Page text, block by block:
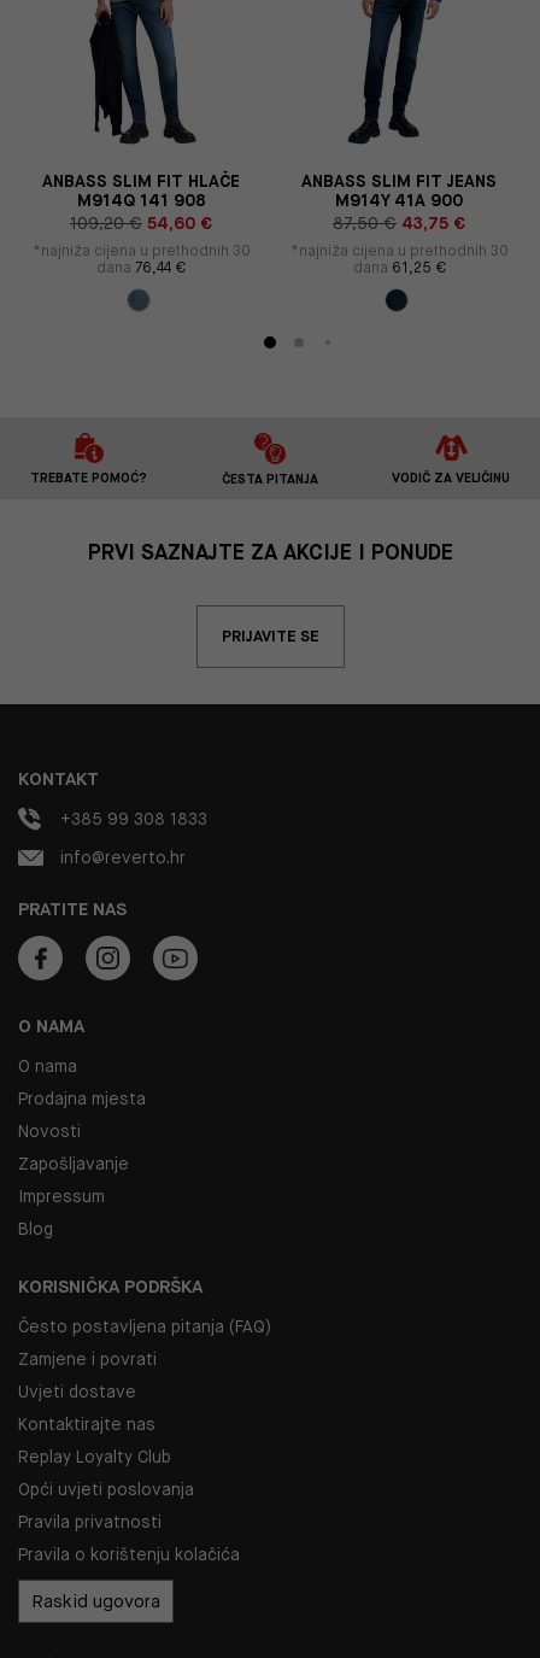
ANBASS SLIM FIT HLAČE
M914Q 141 908
109,20 € 54,60 €
*najniža cijena u prethodnih 30
dana 76,44 €
ANBASS SLIM FIT JEANS
M914Y 41A 900
87,50 € 43,75 €
*najniža cijena u prethodnih 30
dana 61,25 €
TREBATE POMOĆ? ČESTA PITANJA VODIČ ZA VELIČINU
PRVI SAZNAJTE ZA AKCIJE I PONUDE
PRIJAVITE SE
O NAMA
O nama
Prodajna mjesta
Novosti
Zapošljavanje
Impressum
Blog
KORISNIČKA PODRŠKA
Često postavljena pitanja (FAQ)
Zamjene i povrati
Uvjeti dostave
Kontaktirajte nas
Replay Loyalty Club
Opći uvjeti poslovanja
Pravila privatnosti
Pravila o korištenju kolačića
Raskid ugovora
PRATITE NAS
KONTAKT
+385 99 308 1833
info@reverto.hr